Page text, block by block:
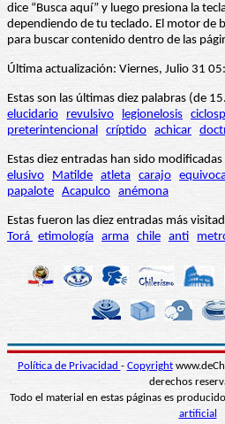
dice “Busca aquí” y luego presiona la
dependiendo de tu teclado. El motor de
para buscar contenido dentro de las
Última actualización: Viernes, Julio 31
Estas son las últimas diez palabras (de
elucidario
revulsivo legionelosis
preterintencional críptido achicar
Estas diez entradas han sido
elusivo
Matilde atleta carajo
papalote Acapulco anémona
Estas fueron las diez entradas más
Torá etimología arma chile anti
Política de Privacidad - Copyright
derechos
Todo el material en estas páginas es
artificial